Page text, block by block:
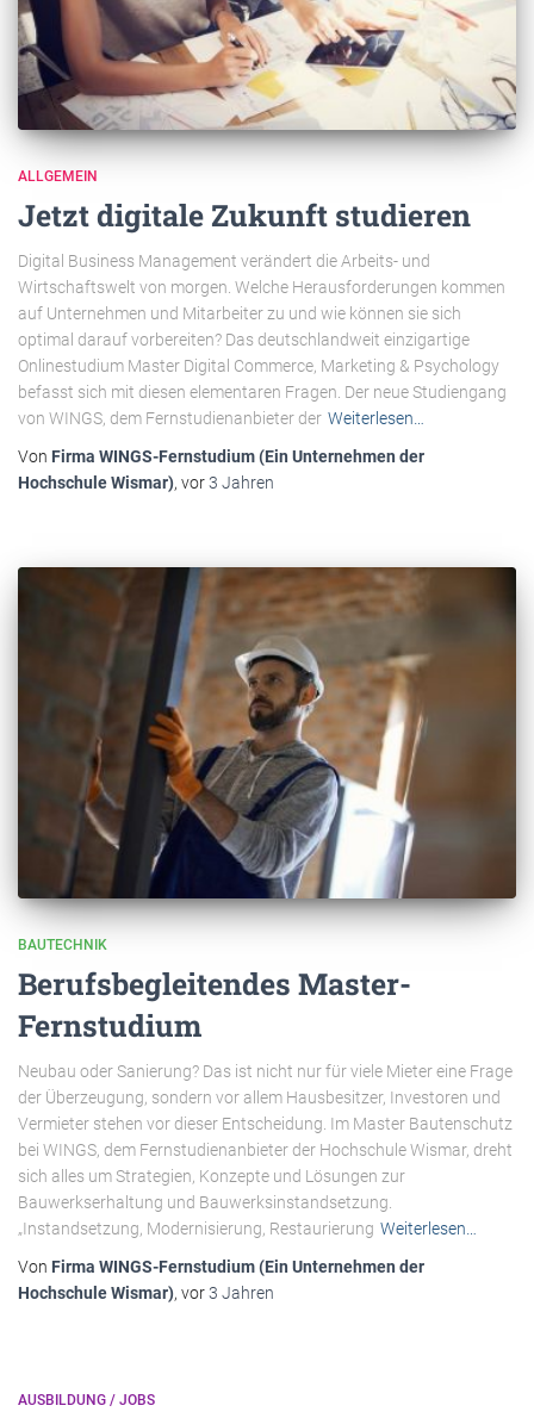
ALLGEMEIN
Jetzt digitale Zukunft studieren
Digital Business Management verändert die Arbeits- und
Wirtschaftswelt von morgen. Welche Herausforderungen kommen
auf Unternehmen und Mitarbeiter zu und wie können sie sich
optimal darauf vorbereiten? Das deutschlandweit einzigartige
Onlinestudium Master Digital Commerce, Marketing & Psychology
befasst sich mit diesen elementaren Fragen. Der neue Studiengang
von WINGS, dem Fernstudienanbieter der Weiterlesen…
Von Firma WINGS-Fernstudium (Ein Unternehmen der
Hochschule Wismar), vor3 Jahren
BAUTECHNIK
Berufsbegleitendes Master-
Fernstudium
Neubau oder Sanierung? Das ist nicht nur für viele Mieter eine Frage
der Überzeugung, sondern vor allem Hausbesitzer, Investoren und
Vermieter stehen vor dieser Entscheidung. Im Master Bautenschutz
bei WINGS, dem Fernstudienanbieter der Hochschule Wismar, dreht
sich alles um Strategien, Konzepte und Lösungen zur
Bauwerkserhaltung und Bauwerksinstandsetzung.
„Instandsetzung, Modernisierung, Restaurierung Weiterlesen…
Von Firma WINGS-Fernstudium (Ein Unternehmen der
Hochschule Wismar), vor3 Jahren
AUSBILDUNG / JOBS